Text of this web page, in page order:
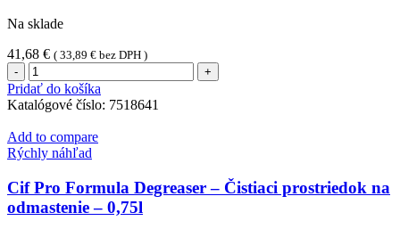
Na sklade
41,68 € ( 33,89 € bez DPH )
množstvo
Cif
Pro
Formula
Brilliance
Ocean
Na
všetky
umývateľné
Pridať do košíka
Katalógové číslo: 7518641
Add to compare
Rýchly náhľad
Cif Pro Formula Degreaser – Čistiaci prostriedok na
odmastenie – 0,75l